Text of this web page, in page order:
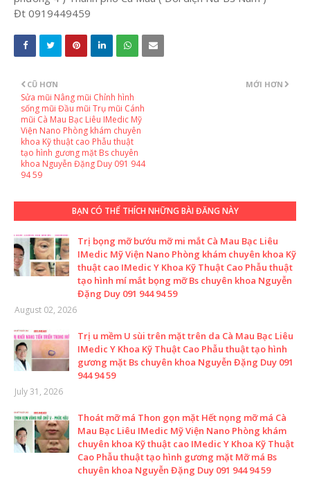
Đt 0919449459
MỚI HƠN
CŨ HƠN
Sửa mũi Nâng mũi Chỉnh hình
sống mũi Đầu mũi Trụ mũi Cánh
mũi Cà Mau Bạc Liêu IMedic Mỹ
Viện Nano Phòng khám chuyên
khoa Kỹ thuật cao Phẫu thuật
tạo hình gương mặt Bs chuyên
khoa Nguyễn Đặng Duy 091 944
94 59
BẠN CÓ THỂ THÍCH NHỮNG BÀI ĐĂNG NÀY
Trị bọng mỡ bướu mỡ mi mắt Cà Mau Bạc Liêu
IMedic Mỹ Viện Nano Phòng khám chuyên khoa Kỹ
thuật cao IMedic Y Khoa Kỹ Thuật Cao Phẫu thuật
tạo hình mí mắt bọng mỡ Bs chuyên khoa Nguyễn
Đặng Duy 091 944 94 59
August 02, 2026
Trị u mềm U sùi trên mặt trên da Cà Mau Bạc Liêu
IMedic Y Khoa Kỹ Thuật Cao Phẫu thuật tạo hình
gương mặt Bs chuyên khoa Nguyễn Đặng Duy 091
944 94 59
July 31, 2026
Thoát mỡ má Thon gọn mặt Hết nọng mỡ má Cà
Mau Bạc Liêu IMedic Mỹ Viện Nano Phòng khám
chuyên khoa Kỹ thuật cao IMedic Y Khoa Kỹ Thuật
Cao Phẫu thuật tạo hình gương mặt Mỡ má Bs
chuyên khoa Nguyễn Đặng Duy 091 944 94 59